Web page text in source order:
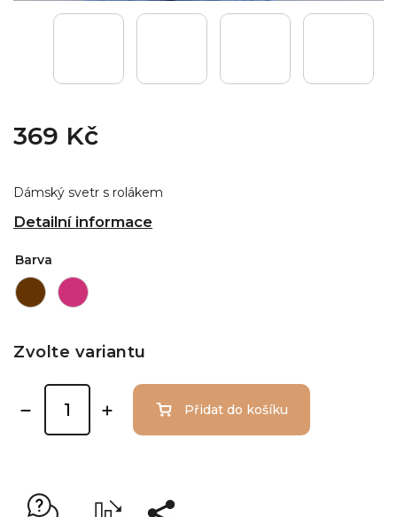
369 Kč
Dámský svetr s rolákem
Detailní informace
Barva
Zvolte variantu
Přidat do košíku